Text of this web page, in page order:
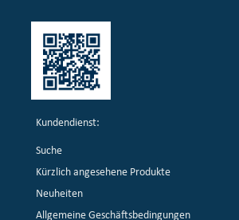
Kundendienst:
Suche
Kürzlich angesehene Produkte
Neuheiten
Allgemeine Geschäftsbedingungen